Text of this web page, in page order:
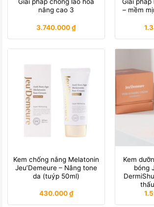
Giải pháp chống lão hóa
nâng cao 3
3.740.000₫
Giải pháp
– mềm
Kem chống nắng Melatonin
Jeu’Demeure – Nâng tone
da (tuýp 50ml)
430.000₫
Kem
bóng